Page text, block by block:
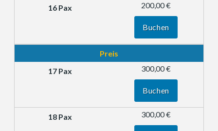
200,00 €
Buchen
Preis
300,00 €
Buchen
300,00 €